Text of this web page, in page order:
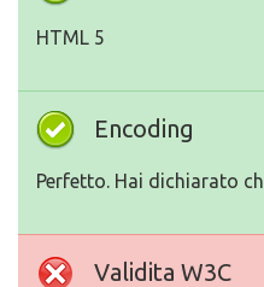
HTML 5
Encoding
Perfetto. Hai dichiarato
Validita W3C